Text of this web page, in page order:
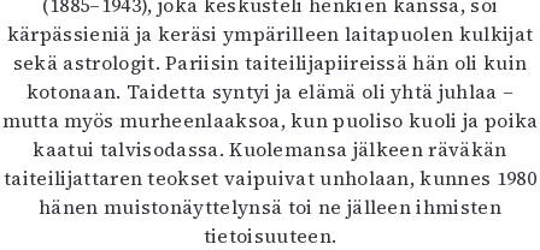
kärpässieniä ja keräsi ympärilleen laitapuolen kulkijat
sekä astrologit. Pariisin taiteilijapiireissä hän oli kuin
kotonaan. Taidetta syntyi ja elämä oli yhtä juhlaa –
mutta myös murheenlaaksoa, kun puoliso kuoli ja poika
kaatui talvisodassa. Kuolemansa jälkeen räväkän
taiteilijattaren teokset vaipuivat unholaan, kunnes 1980
hänen muistonäyttelynsä toi ne jälleen ihmisten
tietoisuuteen.